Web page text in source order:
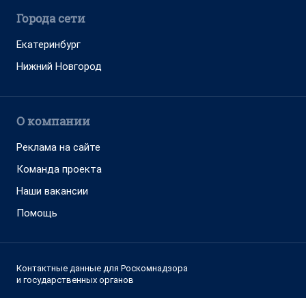
Города сети
Екатеринбург
Нижний Новгород
О компании
Реклама на сайте
Команда проекта
Наши вакансии
Помощь
Контактные данные для Роскомнадзора
и государственных органов